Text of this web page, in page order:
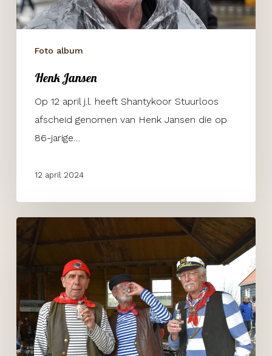
Foto album
Henk Jansen
Op 12 april j.l. heeft Shantykoor Stuurloos
afscheid genomen van Henk Jansen die op
86-jarige…
12 april 2024
Lammetjesdag